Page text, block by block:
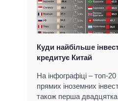
Куди найбільше
кредитує Китай
На інфографіці – топ-
прямих іноземних
також перша